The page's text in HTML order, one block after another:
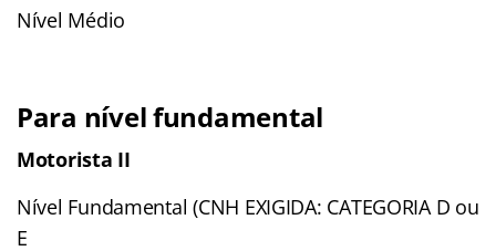
Nível Médio
Para nível fundamental
Motorista II
Nível Fundamental (CNH EXIGIDA: CATEGORIA D ou
E